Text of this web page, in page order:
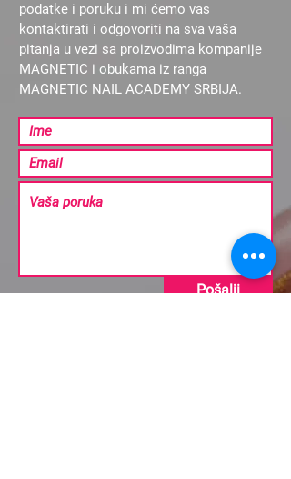
podatke i poruku i mi ćemo vas
kontaktirati i odgovoriti na sva vaša
pitanja u vezi sa proizvodima kompanije
MAGNETIC i obukama iz ranga
MAGNETIC NAIL ACADEMY SRBIJA.
Pošalji